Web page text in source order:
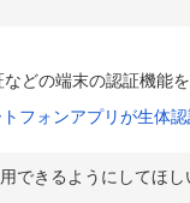
どの端末の認証機能
フォンアプリが生体
できるようにしてほし